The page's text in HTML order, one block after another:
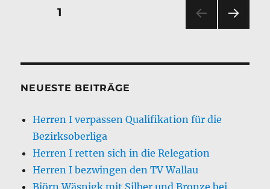
Seitennummerierung
Beiträge
SEITE1
E
NEUESTE BEITRÄGE
Herren I verpassen Qualifikation für die
Bezirksoberliga
Herren I retten sich in die Relegation
Herren I bezwingen den TV Wallau
Björn Wäsnigk mit Silber und Bronze bei